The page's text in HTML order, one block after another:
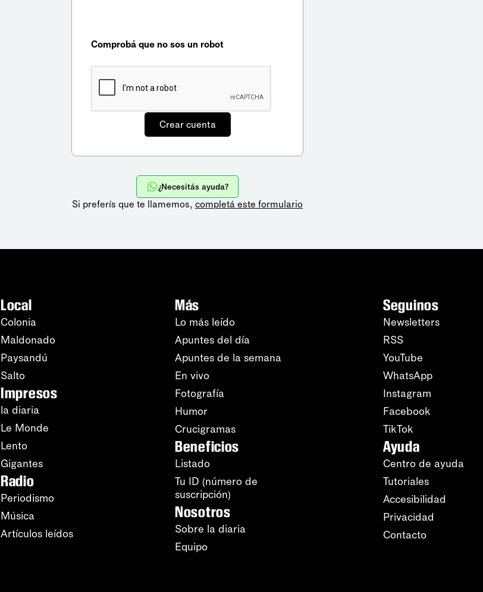
Comprobá que no sos un robot
¿Necesitás ayuda?
Si preferís que te llamemos, completá este formulario
Local
Colonia
Maldonado
Paysandú
Salto
Impresos
la diaria
Le Monde
Lento
Gigantes
Radio
Periodismo
Música
Artículos leídos
Más
Lo más leído
Apuntes del día
Apuntes de la semana
En vivo
Fotografía
Humor
Crucigramas
Beneficios
Listado
Tu ID (número de
suscripción)
Nosotros
Sobre la diaria
Equipo
Seguinos
Newsletters
RSS
YouTube
WhatsApp
Instagram
Facebook
TikTok
Ayuda
Centro de ayuda
Tutoriales
Accesibilidad
Privacidad
Contacto